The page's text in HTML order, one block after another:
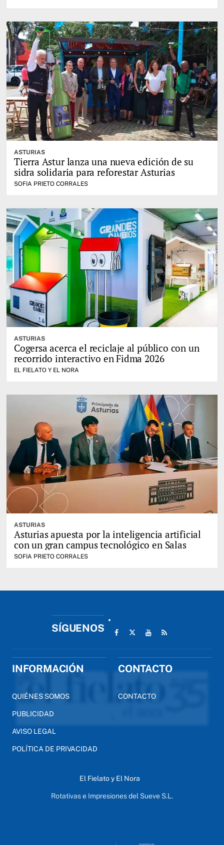
ASTURIAS
Tierra Astur lanza una nueva edición de su
sidra solidaria para reforestar Asturias
SOFIA PRIETO CORRALES
ASTURIAS
Cogersa acerca el reciclaje al público con un
recorrido interactivo en Fidma 2026
EL FIELATO Y EL NORA
ASTURIAS
Asturias apuesta por la inteligencia artificial
con un gran campus tecnológico en Salas
SOFIA PRIETO CORRALES
SÍGUENOS
INFORMACIÓN
QUIÉNES SOMOS
PUBLICIDAD
AVISO LEGAL
POLÍTICA DE PRIVACIDAD
CONTACTO
CONTACTO
El Fielato y El Nora
Rotativas e Impresiones del Sueve S.L.